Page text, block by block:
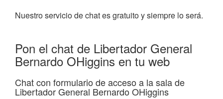
Nuestro servicio de chat es gratuito y siempre lo será.
Pon el chat de Libertador General
Bernardo OHiggins en tu web
Chat con formulario de acceso a la sala de
Libertador General Bernardo OHiggins